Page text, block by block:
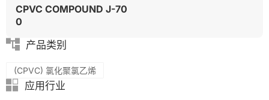
CPVC COMPOUND J-70
0
产品类别
(CPVC) 氯化聚氯乙烯
应用行业